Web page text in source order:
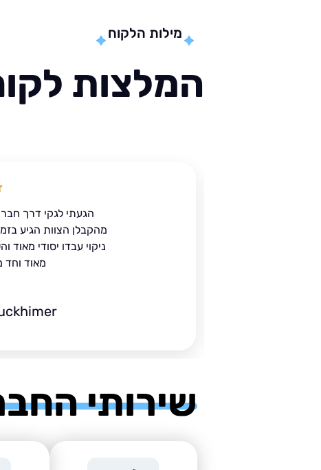
מילות הלקוח
המלצות
הגעתי לגקי דרך
מהקבלן הצוות הגיע
ניקוי עבדו יסודי
מאוד וחד
שירותי